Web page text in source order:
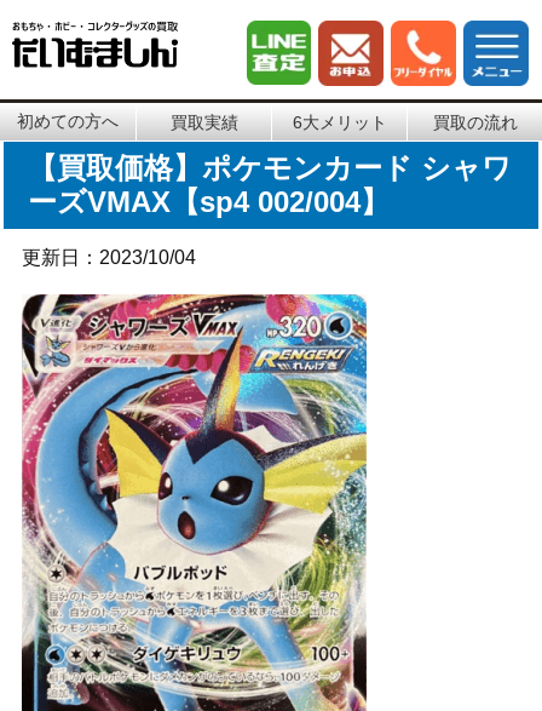
初めての方へ 買取実績 6大メリット 買取の流れ
【買取価格】ポケモンカード シャワ
ーズVMAX【sp4 002/004】
更新日：2023/10/04